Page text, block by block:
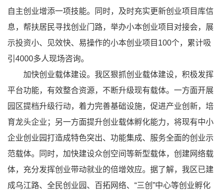
自主创业增添一项技能。同时，及时充实更新创业项目库信
息，帮扶居民寻找创业门路，举办小本创业项目对接会，展
示投资小、见效快、易操作的小本创业项目100个，累计吸
引4000多人现场咨询。
加快创业载体建设。我区狠抓创业载体建设，积极发挥
平台功能，有效整合资源，不断升级现有载体。一方面开展
园区提档升级行动，着力完善基础设施，促进产业创新，培
育龙头企业；另一方面提升创业载体孵化能力，将现有中小
企业创业园打造成特色突出、功能集成、服务全面的创业示
范载体。同时，加快建设众创空间等新型载体，创建网络载
体，充分发挥创业带动就业的倍增效应。据了解，我区已建
成乌江路、全民创业园、百拓网络、“三创”中心等创业孵化